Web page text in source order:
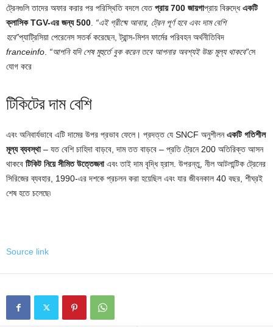
ট্রেনগুলি তাদের অফার করার পর পরিস্থিতি বদলে যেতপ্রায় 700 জায়গাপ্রায় বিরুদ্ধেএকটি
ক্লাসিক TGV-এর জন্য 500 “এই গ্রীষ্মে আবার, ট্রেন পূর্ণ হবে এবং দাম বেশি
হবে”প্যাট্রিসিয়া পেরেনেস সতর্ক করেছেন, ট্রান্স-মিশন ফার্মের পরিবহন অর্থনীতিবিদ
franceinfo “আপনি যদি শেষ মুহুর্তে বুক করেন তবে আপনার অবশ্যই উচ্চ মূল্য থাকবে”সে
যোগ করে
টিকিটের দাম বেশি
এবং অনিবার্যভাবে এটি দামের উপর প্রভাব ফেলে। প্রদত্ত যে SNCF অনুশীলনএকটি গতিশীল
মূল্য ব্যবস্থা– যত বেশি চাহিদা বাড়বে, দাম তত বাড়বে – প্রতি ট্রেনে 200 অতিরিক্ত আসন
থাকবে টিকিট নিয়ে সীমিত উত্তেজনাএবং তাই দাম বৃদ্ধি হ্রাস. উপরন্তু, নীল আটলান্টিক ট্রেনের
সিরিজের ব্যবহার, 1990-এর দশকে প্রচলন করা হয়েছিল এবং যার জীবনকাল 40 বছর, শীঘ্রই
শেষ হতে চলেছে৷
Source link